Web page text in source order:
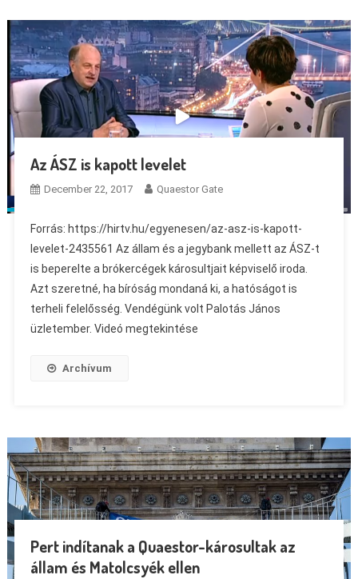
Az ÁSZ is kapott levelet
December 22, 2017 Quaestor Gate
Forrás: https://hirtv.hu/egyenesen/az-asz-is-kapott-
levelet-2435561 Az állam és a jegybank mellett az ÁSZ-t
is beperelte a brókercégek károsultjait képviselő iroda.
Azt szeretné, ha bíróság mondaná ki, a hatóságot is
terheli felelősség. Vendégünk volt Palotás János
üzletember. Videó megtekintése
Archívum
Pert indítanak a Quaestor-károsultak az
állam és Matolcsyék ellen